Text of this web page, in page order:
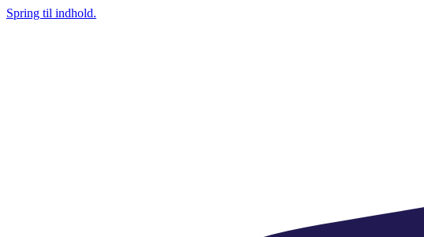
Spring til indhold.